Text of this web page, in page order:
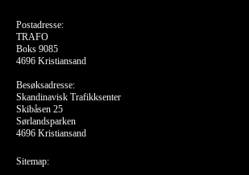
Postadresse:
TRAFO
Boks 9085
4696 Kristiansand
Besøksadresse:
Skandinavisk Trafikksenter
Skibåsen 25
Sørlandsparken
4696 Kristiansand
Sitemap: